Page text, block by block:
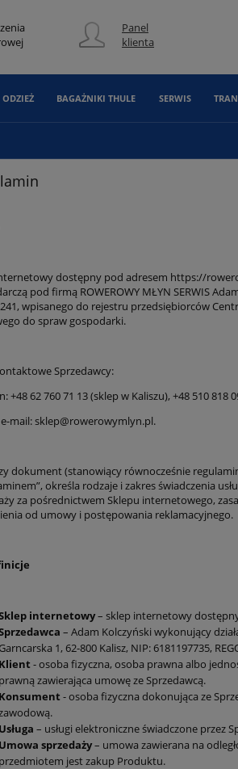
Panel
klienta
ODZIEŻ BAGAŻNIKI THULE SERWIS
dostępny pod adresem https://
pod firmą ROWEROWY MŁYN SERWIS
wpisanego do rejestru przedsiębiorców
do spraw gospodarki.
Sprzedawcy:
+48 62 760 71 13 (sklep w Kaliszu), +48 510 818
mail: sklep@rowerowymlyn.pl.
dokument (stanowiący równocześnie
określa rodzaje i zakres świadczenia
za pośrednictwem Sklepu internetowego,
od umowy i postępowania reklamacyjnego.
internetowy– sklep internetowy
– Adam Kolczyński wykonujący
Garncarska 1, 62-800 Kalisz, NIP: 6181197735,
Klient - osoba fizyczna, osoba prawna albo
prawną zawierająca umowę ze Sprzedawcą.
Konsument - osoba fizyczna dokonująca ze
Usługa – usługi elektroniczne świadczone przez
Umowa sprzedaży– umowa zawierana na
przedmiotem jest zakup Produktu.